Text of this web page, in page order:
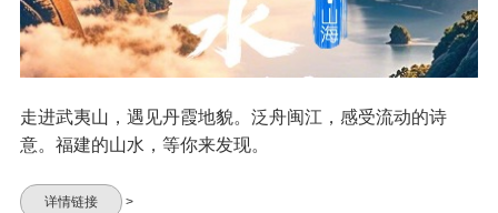
走进武夷山，遇见丹霞地貌。泛舟闽江，感受流动的诗
意。福建的山水，等你来发现。
详情链接 >